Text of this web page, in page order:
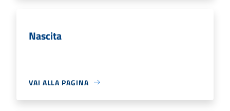
Nascita
VAI ALLA PAGINA